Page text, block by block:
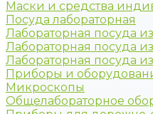
Маски и средства
Посуда лабораторная
Лабораторная посуда
Лабораторная посуда
Лабораторная посуда
Приборы и
Микроскопы
Общелабораторное